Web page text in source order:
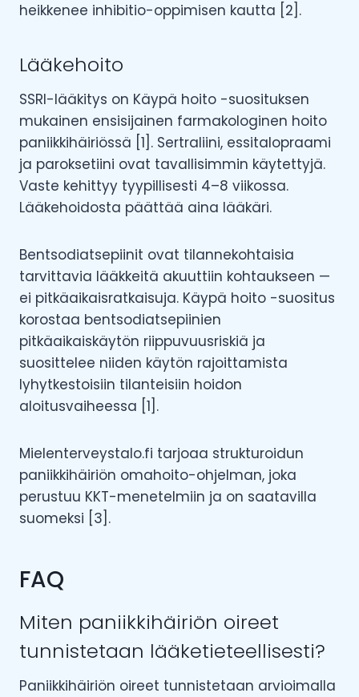
heikkenee inhibitio-oppimisen kautta [2].
Lääkehoito
SSRI-lääkitys on Käypä hoito -suosituksen
mukainen ensisijainen farmakologinen hoito
paniikkihäiriössä [1]. Sertraliini, essitalopraami
ja paroksetiini ovat tavallisimmin käytettyjä.
Vaste kehittyy tyypillisesti 4–8 viikossa.
Lääkehoidosta päättää aina lääkäri.
Bentsodiatsepiinit ovat tilannekohtaisia
tarvittavia lääkkeitä akuuttiin kohtaukseen —
ei pitkäaikaisratkaisuja. Käypä hoito -suositus
korostaa bentsodiatsepiinien
pitkäaikaiskäytön riippuvuusriskiä ja
suosittelee niiden käytön rajoittamista
lyhytkestoisiin tilanteisiin hoidon
aloitusvaiheessa [1].
Mielenterveystalo.fi tarjoaa strukturoidun
paniikkihäiriön omahoito-ohjelman, joka
perustuu KKT-menetelmiin ja on saatavilla
suomeksi [3].
FAQ
Miten paniikkihäiriön oireet
tunnistetaan lääketieteellisesti?
Paniikkihäiriön oireet tunnistetaan arvioimalla